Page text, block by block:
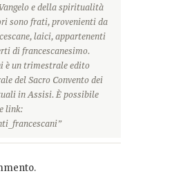
e della spiritualità
sono frati, provenienti da
laici, appartenenti
di francescanesimo.
è un trimestrale edito
del Sacro Convento dei
in Assisi. È possibile
link: